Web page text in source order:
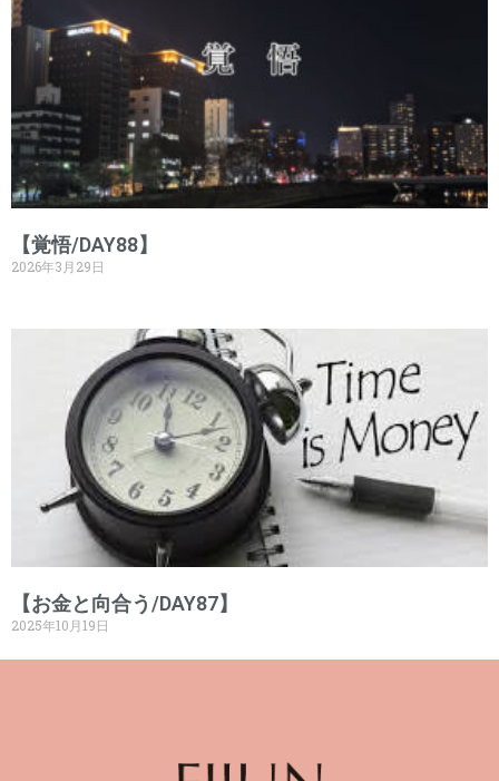
【覚悟/DAY88】
2026年3月29日
【お金と向合う/DAY87】
2025年10月19日